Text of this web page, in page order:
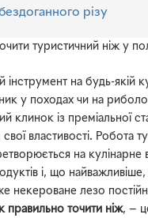
на будь-якій
у походах чи на
клинок із преміальної
властивості. Робота
на кулінарне
і, що
некероване лезо
правильно точити ніж, —
різу